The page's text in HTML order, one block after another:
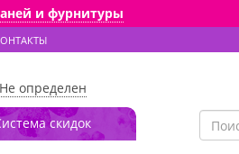
и фурнитуры
Не определен
скидок